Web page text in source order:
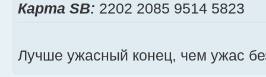
Карта SB: 2202 2085 9514 5823
Лучше ужасный конец, чем ужас